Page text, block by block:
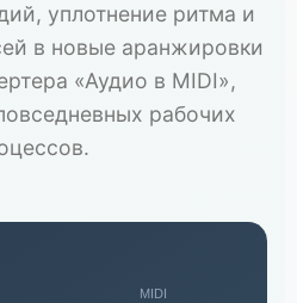
уплотнение ритма и
в новые аранжировки
«Аудио в MIDI»,
рабочих
MIDI